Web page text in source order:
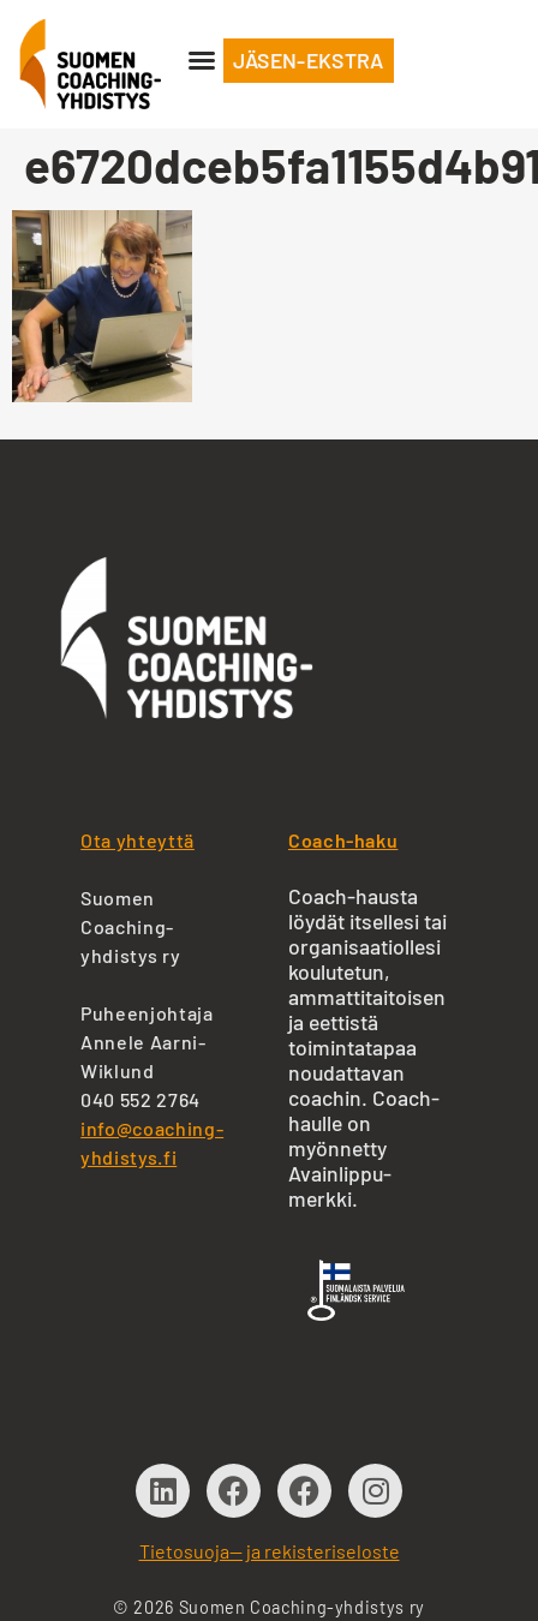
JÄSEN-EKSTRA
Ota yhteyttä
Suomen
Coaching-
yhdistys ry
Puheenjohtaja
Annele Aarni-
Wiklund
040 552 2764
info@coaching-
yhdistys.fi
Coach-haku
Coach-hausta
löydät itsellesi tai
organisaatiollesi
koulutetun,
ammattitaitoisen
ja eettistä
toimintatapaa
noudattavan
coachin. Coach-
haulle on
myönnetty
Avainlippu-
merkki.
Tietosuoja— ja rekisteriseloste
© 2026 Suomen Coaching-yhdistys ry